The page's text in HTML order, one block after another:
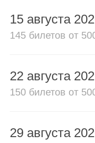
15 августа
145 билетов от
22 августа
150 билетов от
29 августа